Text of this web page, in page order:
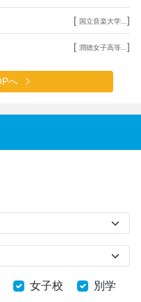
[ 国立音楽大学... ]
[ 潤徳女子高等... ]
へ
女子校 別学